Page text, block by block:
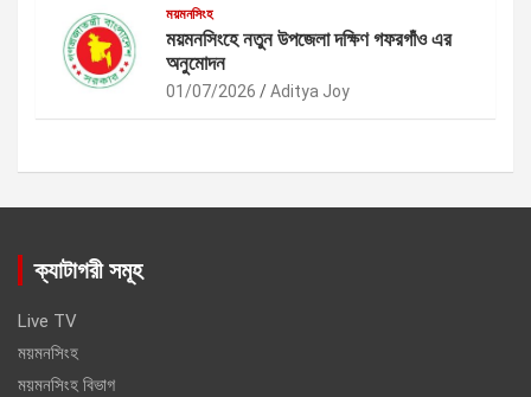
ময়মনসিংহ
ময়মনসিংহে নতুন উপজেলা দক্ষিণ গফরগাঁও এর
অনুমোদন
01/07/2026 Aditya Joy
ক্যাটাগরী সমূহ
Live TV
ময়মনসিংহ
ময়মনসিংহ বিভাগ